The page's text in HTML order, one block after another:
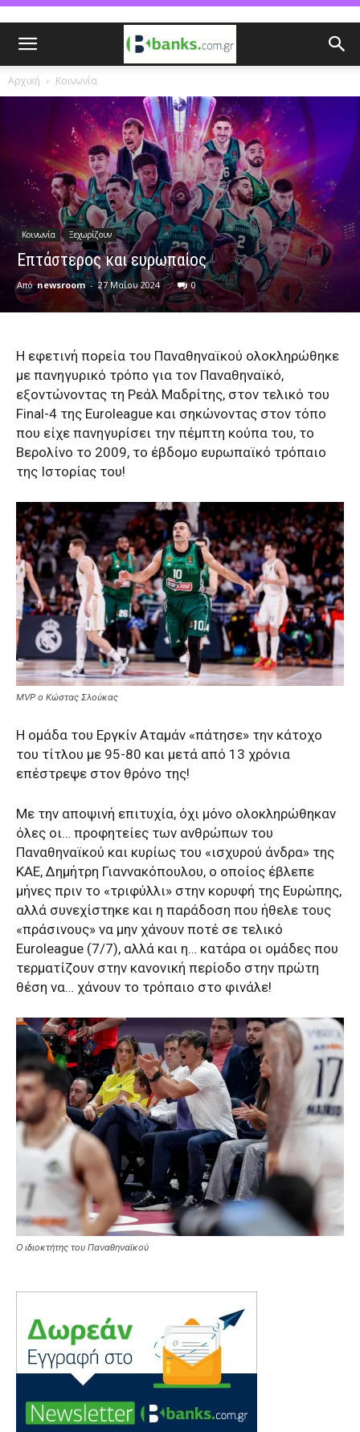
Αρχική Κοινωνία
Κοινωνία Ξεχωρίζουν
Επτάστερος και ευρωπαίος
Από newsroom - 27 Μαΐου 2024 0
Η εφετινή πορεία του Παναθηναϊκού ολοκληρώθηκε
με πανηγυρικό τρόπο για τον Παναθηναϊκό,
εξοντώνοντας τη Ρεάλ Μαδρίτης, στον τελικό του
Final-4 της Euroleague και σηκώνοντας στον τόπο
που είχε πανηγυρίσει την πέμπτη κούπα του, το
Βερολίνο το 2009, το έβδομο ευρωπαϊκό τρόπαιο
της Ιστορίας του!
MVP ο Κώστας Σλούκας
Η ομάδα του Εργκίν Αταμάν «πάτησε» την κάτοχο
του τίτλου με 95-80 και μετά από 13 χρόνια
επέστρεψε στον θρόνο της!
Με την αποψινή επιτυχία, όχι μόνο ολοκληρώθηκαν
όλες οι… προφητείες των ανθρώπων του
Παναθηναϊκού και κυρίως του «ισχυρού άνδρα» της
ΚΑΕ, Δημήτρη Γιαννακόπουλου, ο οποίος έβλεπε
μήνες πριν το «τριφύλλι» στην κορυφή της Ευρώπης,
αλλά συνεχίστηκε και η παράδοση που ήθελε τους
«πράσινους» να μην χάνουν ποτέ σε τελικό
Euroleague (7/7), αλλά και η… κατάρα οι ομάδες που
τερματίζουν στην κανονική περίοδο στην πρώτη
θέση να… χάνουν το τρόπαιο στο φινάλε!
Ο ιδιοκτήτης του Παναθηναϊκού